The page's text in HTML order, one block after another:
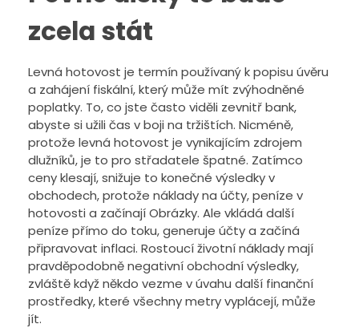
zcela stát
Levná hotovost je termín používaný k popisu úvěru
a zahájení fiskální, který může mít zvýhodněné
poplatky. To, co jste často viděli zevnitř bank,
abyste si užili čas v boji na tržištích. Nicméně,
protože levná hotovost je vynikajícím zdrojem
dlužníků, je to pro střadatele špatné. Zatímco
ceny klesají, snižuje to konečné výsledky v
obchodech, protože náklady na účty, peníze v
hotovosti a začínají Obrázky. Ale vkládá další
peníze přímo do toku, generuje účty a začíná
připravovat inflaci. Rostoucí životní náklady mají
pravděpodobně negativní obchodní výsledky,
zvláště když někdo vezme v úvahu další finanční
prostředky, které všechny metry vyplácejí, může
jít.